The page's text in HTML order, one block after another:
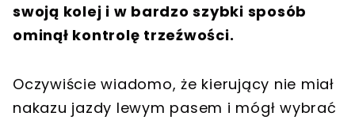
swoją kolej i w bardzo szybki sposób
ominął kontrolę trzeźwości.
Oczywiście wiadomo, że kierujący nie miał
nakazu jazdy lewym pasem i mógł wybrać